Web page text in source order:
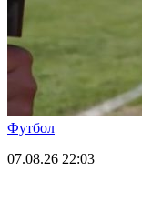
Футбол
07.08.26 22:03